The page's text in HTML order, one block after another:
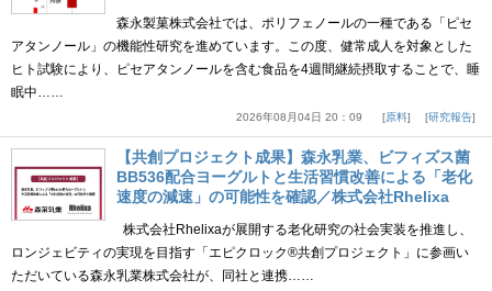
森永製菓株式会社では、ポリフェノールの一種である「ピセ
アタンノール」の機能性研究を進めています。この度、健常成人を対象とした
ヒト試験により、ピセアタンノールを含む食品を4週間継続摂取することで、睡
眠中……
2026年08月04日 20：09 原料 研究報告
【共創プロジェクト成果】森永乳業、ビフィズス菌
BB536配合ヨーグルトと生活習慣改善による「老化
速度の減速」の可能性を確認／株式会社Rhelixa
株式会社Rhelixaが展開する老化研究の社会実装を推進し、
ロンジェビティの実現を目指す「エピクロック®共創プロジェクト」に参画い
ただいている森永乳業株式会社が、同社と連携……